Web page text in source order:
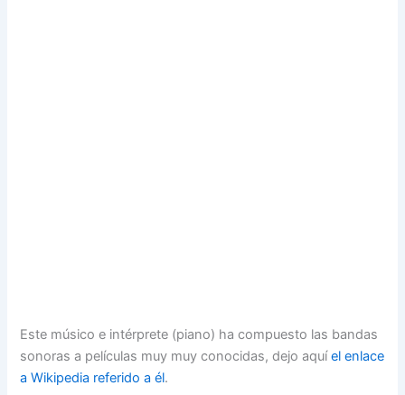
Este músico e intérprete (piano) ha compuesto las bandas
sonoras a películas muy muy conocidas, dejo aquíel enlace
a Wikipedia referido a él.